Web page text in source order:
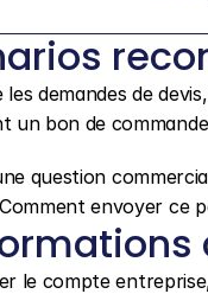
demandes de
un bon de
question
envoyer ce
le compte